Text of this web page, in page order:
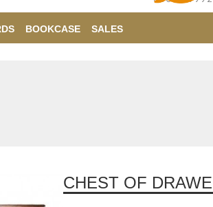
BOOKCASE SALES
CHEST OF